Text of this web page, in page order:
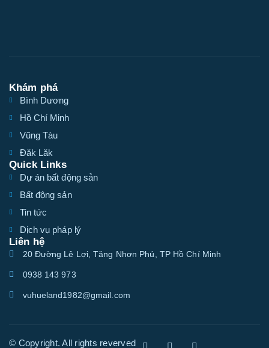
Khám phá
Bình Dương
Hồ Chí Minh
Vũng Tàu
Đăk Lăk
Quick Links
Dự án bất động sản
Bất động sản
Tin tức
Dịch vụ pháp lý
Liên hệ
20 Đường Lê Lợi, Tăng Nhơn Phú, TP Hồ Chí Minh
0938 143 973
vuhueland1982@gmail.com
© Copyright. All rights reverved